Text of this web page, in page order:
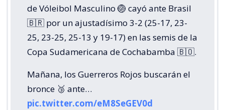
de Vóleibol Masculino 🏐 cayó ante Brasil
🇧🇷 por un ajustadísimo 3-2 (25-17, 23-
25, 23-25, 25-13 y 19-17) en las semis de la
Copa Sudamericana de Cochabamba 🇧🇴.
Mañana, los Guerreros Rojos buscarán el
bronce 🥉 ante…
pic.twitter.com/eM8SeGEV0d